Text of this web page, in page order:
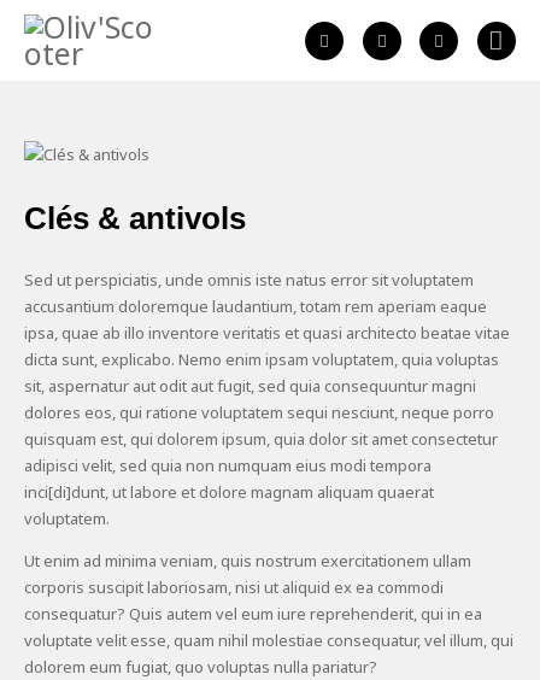
Clés & antivols
Sed ut perspiciatis, unde omnis iste natus error sit voluptatem
accusantium doloremque laudantium, totam rem aperiam eaque
ipsa, quae ab illo inventore veritatis et quasi architecto beatae vitae
dicta sunt, explicabo. Nemo enim ipsam voluptatem, quia voluptas
sit, aspernatur aut odit aut fugit, sed quia consequuntur magni
dolores eos, qui ratione voluptatem sequi nesciunt, neque porro
quisquam est, qui dolorem ipsum, quia dolor sit amet consectetur
adipisci velit, sed quia non numquam eius modi tempora
inci[di]dunt, ut labore et dolore magnam aliquam quaerat
voluptatem.
Ut enim ad minima veniam, quis nostrum exercitationem ullam
corporis suscipit laboriosam, nisi ut aliquid ex ea commodi
consequatur? Quis autem vel eum iure reprehenderit, qui in ea
voluptate velit esse, quam nihil molestiae consequatur, vel illum, qui
dolorem eum fugiat, quo voluptas nulla pariatur?